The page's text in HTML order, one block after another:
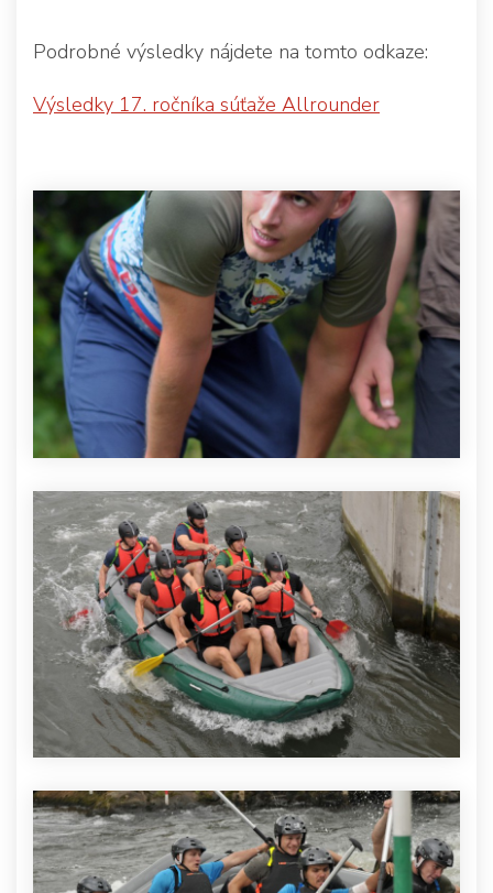
Podrobné výsledky nájdete na tomto odkaze:
Výsledky 17. ročníka súťaže Allrounder